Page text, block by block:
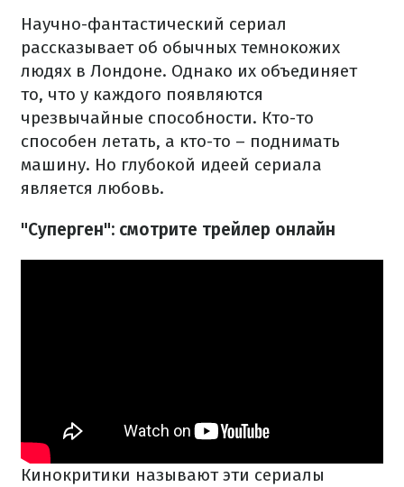
Научно-фантастический сериал
рассказывает об обычных темнокожих
людях в Лондоне. Однако их объединяет
то, что у каждого появляются
чрезвычайные способности. Кто-то
способен летать, а кто-то – поднимать
машину. Но глубокой идеей сериала
является любовь.
"Суперген": смотрите трейлер онлайн
Кинокритики называют эти сериалы